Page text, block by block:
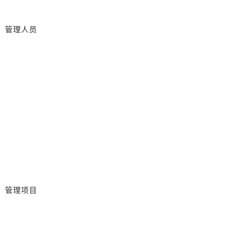
管理人员
管理项目